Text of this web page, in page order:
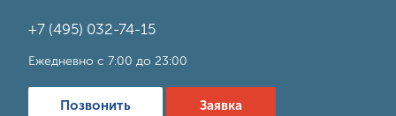
+7 (495) 032-74-15
Ежедневно с 7:00 до 23:00
Позвонить Заявка